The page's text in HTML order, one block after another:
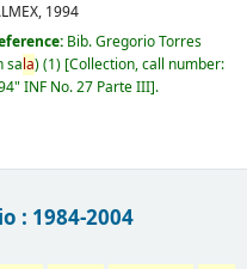
1994
Bib. Gregorio Torres
sala)(1) Collection, call number:
INF No. 27 Parte III .
: 1984-2004